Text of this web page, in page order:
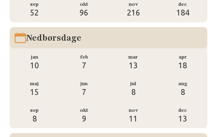
sep
52
okt
96
nov
216
dec
184
Nedbørsdage
jan
10
feb
7
mar
13
apr
18
maj
15
jun
7
jul
8
aug
8
sep
8
okt
9
nov
11
dec
13